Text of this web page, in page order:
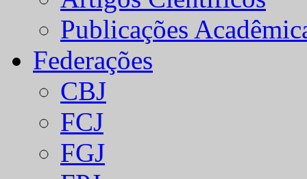
Publicações
Federações
CBJ
FCJ
FGJ